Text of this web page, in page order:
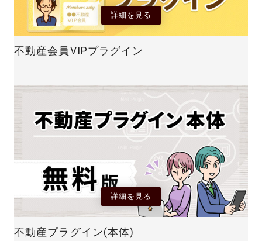
詳細を見る
不動産会員VIPプラグイン
詳細を見る
不動産プラグイン(本体)